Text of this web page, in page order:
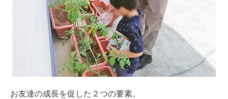
お友達の成長を促した２つの要素。